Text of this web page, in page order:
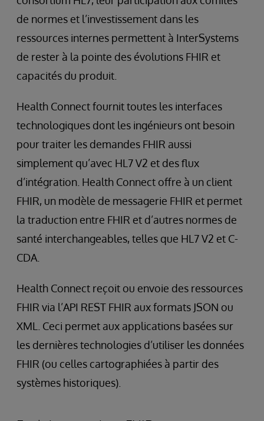
de normes et l’investissement dans les
ressources internes permettent à InterSystems
de rester à la pointe des évolutions FHIR et
capacités du produit.
Health Connect fournit toutes les interfaces
technologiques dont les ingénieurs ont besoin
pour traiter les demandes FHIR aussi
simplement qu’avec HL7 V2 et des flux
d’intégration. Health Connect offre à un client
FHIR, un modèle de messagerie FHIR et permet
la traduction entre FHIR et d’autres normes de
santé interchangeables, telles que HL7 V2 et C-
CDA.
Health Connect reçoit ou envoie des ressources
FHIR via l’API REST FHIR aux formats JSON ou
XML. Ceci permet aux applications basées sur
les dernières technologies d’utiliser les données
FHIR (ou celles cartographiées à partir des
systèmes historiques).